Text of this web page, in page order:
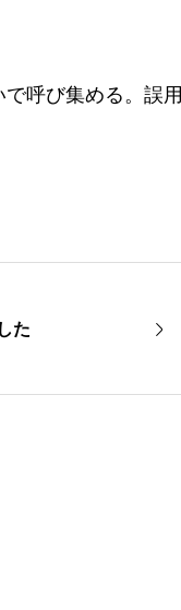
呼び集める。誤用
た